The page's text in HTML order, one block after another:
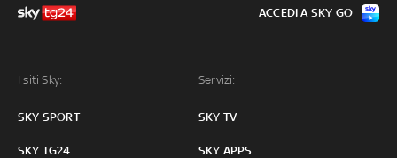
I siti Sky:
SKY SPORT
SKY TG24
Servizi:
SKY TV
SKY APPS
ACCEDI A SKY GO